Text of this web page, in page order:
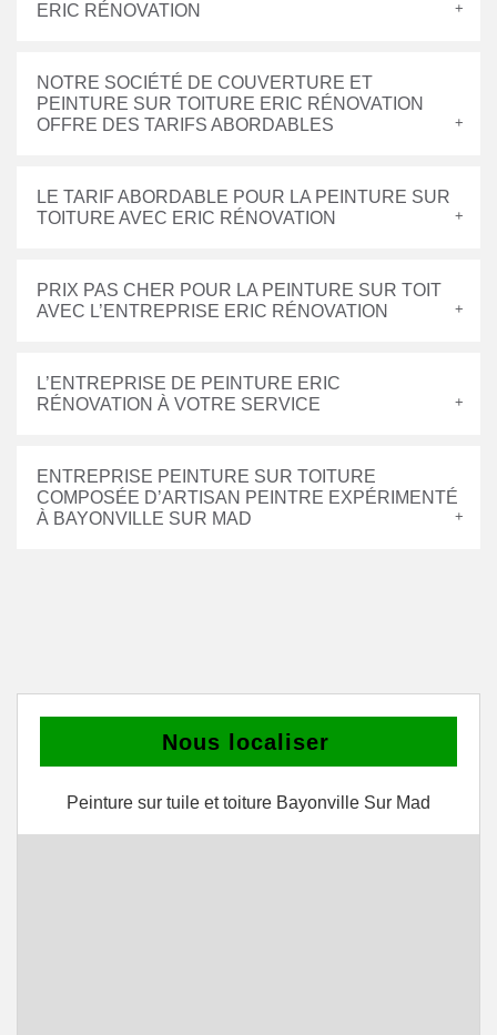
ERIC RÉNOVATION
NOTRE SOCIÉTÉ DE COUVERTURE ET
PEINTURE SUR TOITURE ERIC RÉNOVATION
OFFRE DES TARIFS ABORDABLES
LE TARIF ABORDABLE POUR LA PEINTURE SUR
TOITURE AVEC ERIC RÉNOVATION
PRIX PAS CHER POUR LA PEINTURE SUR TOIT
AVEC L’ENTREPRISE ERIC RÉNOVATION
L’ENTREPRISE DE PEINTURE ERIC
RÉNOVATION À VOTRE SERVICE
ENTREPRISE PEINTURE SUR TOITURE
COMPOSÉE D’ARTISAN PEINTRE EXPÉRIMENTÉ
À BAYONVILLE SUR MAD
Nous localiser
Peinture sur tuile et toiture Bayonville Sur Mad